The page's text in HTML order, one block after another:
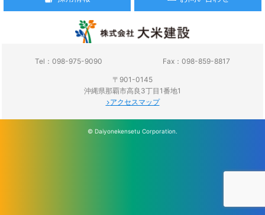
Tel：098-975-9090 Fax：098-859-8817
〒901-0145
沖縄県那覇市高良3丁目1番地1
アクセスマップ
© Daiyonekensetu Corporation.